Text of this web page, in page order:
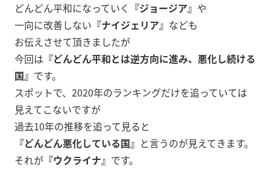
どんどん平和になっていく 『ジョージア』 や
一向に改善しない 『ナイジェリア』 なども
お伝えさせて頂きましたが
今回は 『どんどん平和とは逆方向に進み、悪化し続ける
国』 です。
スポットで、2020年のランキングだけを追っていては
見えてこないですが
過去10年の推移を追って見ると
『どんどん悪化している国』 と言うのが見えてきます。
それが 『ウクライナ』 です。